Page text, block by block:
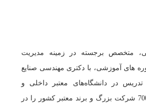
متخصص برجسته در زمینه مدیریت
های آموزشی، با دکتری مهندسی صنایع
تدریس در دانشگاه‌های معتبر داخلی و
بین‌المللی، بیش از 700 شرکت بزرگ و برند معتبر کشور را در